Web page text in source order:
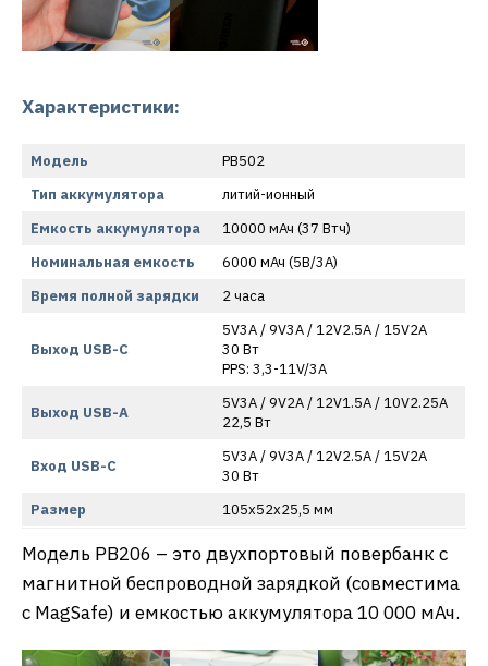
Характеристики:
Модель
PB502
Тип аккумулятора
литий-ионный
Емкость аккумулятора
10000 мАч (37 Втч)
Номинальная емкость
6000 мАч (5В/3A)
Время полной зарядки
2 часа
Выход USB-C
5V3A / 9V3A / 12V2.5A / 15V2A
30 Вт
PPS: 3,3-11V/3A
Выход USB-A
5V3A / 9V2A / 12V1.5A / 10V2.25A
22,5 Вт
Вход USB-C
5V3A / 9V3A / 12V2.5A / 15V2A
30 Вт
Размер
105x52x25,5 мм
Модель PB206 – это двухпортовый повербанк с
магнитной беспроводной зарядкой (совместима
с MagSafe) и емкостью аккумулятора 10 000 мАч.